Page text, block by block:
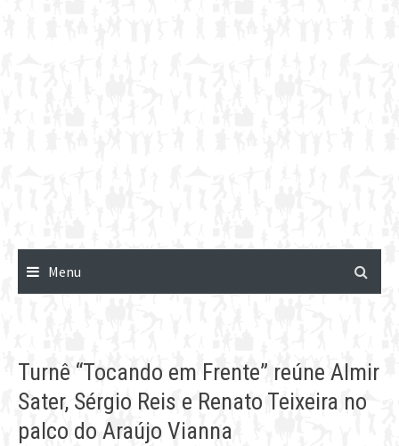
Menu
Turnê “Tocando em Frente” reúne Almir
Sater, Sérgio Reis e Renato Teixeira no
palco do Araújo Vianna